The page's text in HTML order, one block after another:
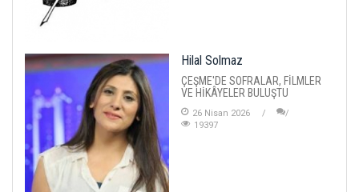
Hilal Solmaz
ÇEŞME'DE SOFRALAR, FİLMLER
VE HİKÂYELER BULUŞTU
26 Nisan 2026
19397